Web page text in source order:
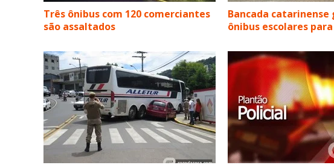
Três ônibus com 120 comerciantes
são assaltados
Bancada
ônibus escolares para